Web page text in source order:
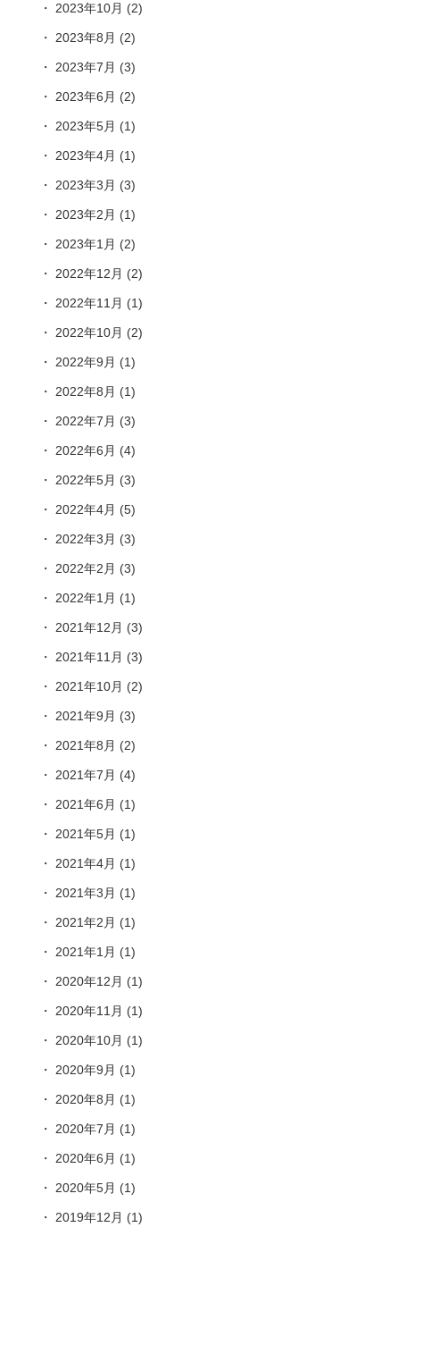
2023年10月 (2)
2023年8月 (2)
2023年7月 (3)
2023年6月 (2)
2023年5月 (1)
2023年4月 (1)
2023年3月 (3)
2023年2月 (1)
2023年1月 (2)
2022年12月 (2)
2022年11月 (1)
2022年10月 (2)
2022年9月 (1)
2022年8月 (1)
2022年7月 (3)
2022年6月 (4)
2022年5月 (3)
2022年4月 (5)
2022年3月 (3)
2022年2月 (3)
2022年1月 (1)
2021年12月 (3)
2021年11月 (3)
2021年10月 (2)
2021年9月 (3)
2021年8月 (2)
2021年7月 (4)
2021年6月 (1)
2021年5月 (1)
2021年4月 (1)
2021年3月 (1)
2021年2月 (1)
2021年1月 (1)
2020年12月 (1)
2020年11月 (1)
2020年10月 (1)
2020年9月 (1)
2020年8月 (1)
2020年7月 (1)
2020年6月 (1)
2020年5月 (1)
2019年12月 (1)